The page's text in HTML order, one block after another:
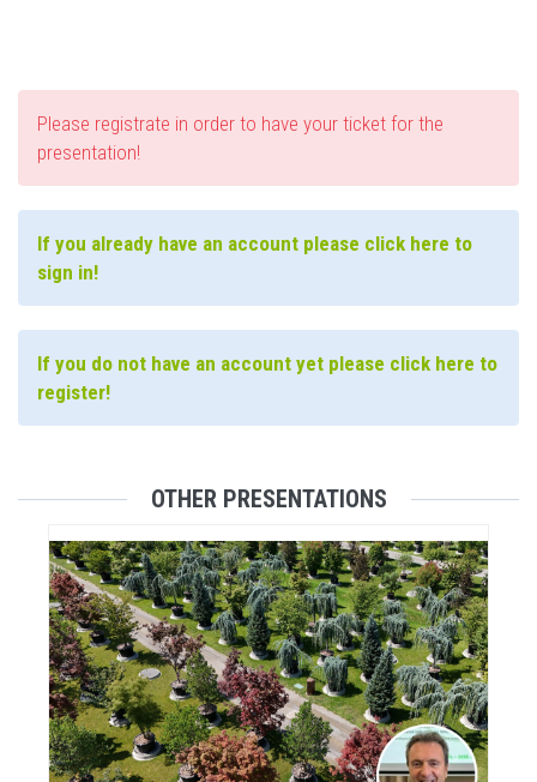
Please registrate in order to have your ticket for the
presentation!
If you already have an account please click here to
sign in!
If you do not have an account yet please click here to
register!
OTHER PRESENTATIONS